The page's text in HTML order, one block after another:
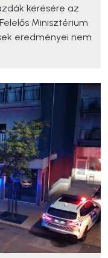
kérésére az
Minisztérium
eredményei nem